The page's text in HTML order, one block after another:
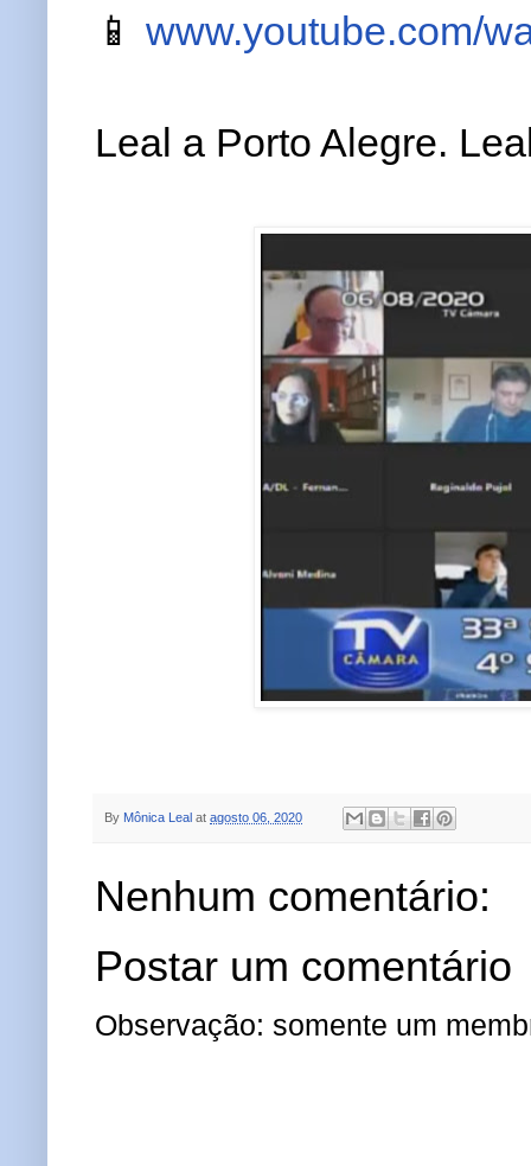
📱 www.youtube.com/
Leal a Porto Alegre.
By Mônica Leal at agosto 06, 2020
Nenhum comentário:
Postar um comentário
Observação: somente um